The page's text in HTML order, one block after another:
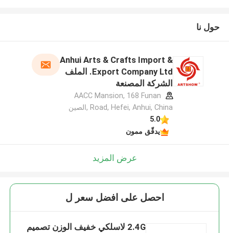
حول نا
Anhui Arts & Crafts Import &
Export Company Ltd. الملف
الشركة المصنعة
AACC Mansion, 168 Funan
Road, Hefei, Anhui, China ,الصين
5.0
يدقّق ممون
عرض المزيد
احصل على افضل سعر ل
2.4G لاسلكي خفيف الوزن تصميم